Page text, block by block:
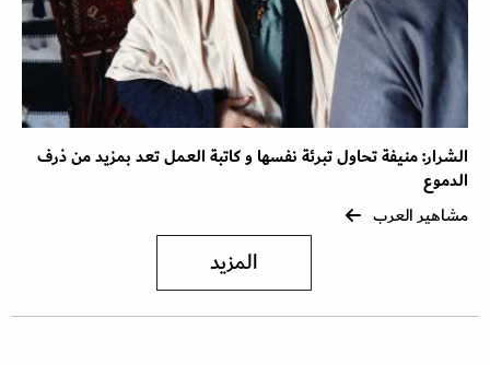
الشرار: منيفة تحاول تبرئة نفسها و كاتبة العمل تعد بمزيد من ذرف
الدموع
مشاهير العرب
المزيد